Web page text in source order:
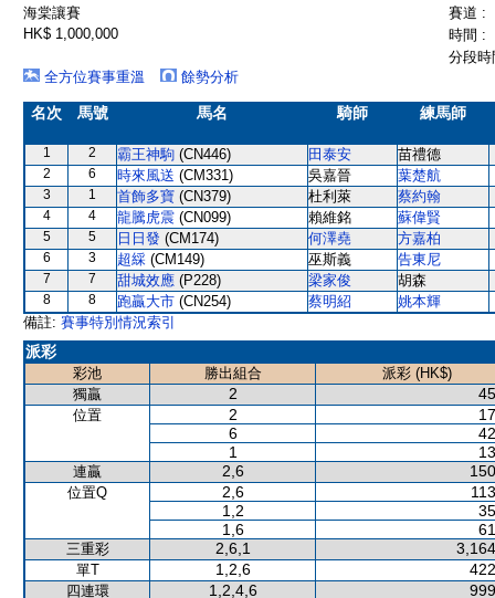
海棠讓賽
賽道 :
HK$ 1,000,000
時間 :
分段
全方位賽事重溫
餘勢分析
名次 馬號 馬名 騎師 練馬師
1 2 霸王神駒 (CN446) 田泰安 苗禮德
2 6 時來風送 (CM331) 吳嘉晉 葉楚航
3 1 首飾多寶 (CN379) 杜利萊 蔡約翰
4 4 龍騰虎震 (CN099) 賴維銘 蘇偉賢
5 5 日日發 (CM174) 何澤堯 方嘉柏
6 3 超綵 (CM149) 巫斯義 告東尼
7 7 甜城效應 (P228) 梁家俊 胡森
8 8 跑贏大市 (CN254) 蔡明紹
姚本輝
備註: 賽事特別情況索引
派彩
彩池 勝出組合
派彩 (HK$)
獨贏
2
位置 2
6
1
連贏 2,6
位置Q 2,6
1,2
1,6
三重彩 2,6,1
單T 1,2,6
四連環 1,2,4,6